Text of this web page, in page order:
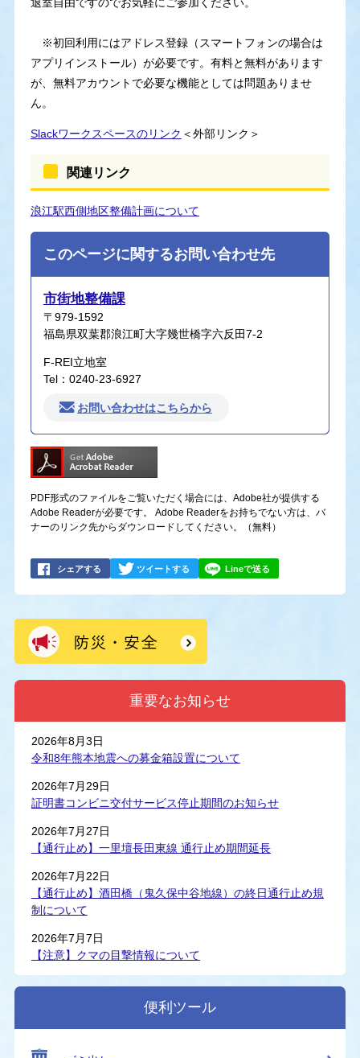
※初回利用にはアドレス登録（スマートフォンの場合は
アプリインストール）が必要です。有料と無料があります
が、無料アカウントで必要な機能としては問題ありませ
ん。
Slackワークスペースのリンク ＜外部リンク＞
関連リンク
浪江駅西側地区整備計画について
このページに関するお問い合わせ先
市街地整備課
〒979-1592
福島県双葉郡浪江町大字幾世橋字六反田7-2
F-REI立地室
Tel：0240-23-6927
お問い合わせはこちらから
PDF形式のファイルをご覧いただく場合には、Adobe社が提供する
Adobe Readerが必要です。
Adobe Readerをお持ちでない方は、バ
ナーのリンク先からダウンロードしてください。（無料）
シェアする ツイートする Lineで送る
重要なお知らせ
2026年8月3日
令和8年熊本地震への募金箱設置について
2026年7月29日
証明書コンビニ交付サービス停止期間のお知らせ
2026年7月27日
【通行止め】一里壇長田東線 通行止め期間延長
2026年7月22日
【通行止め】酒田橋（鬼久保中谷地線）の終日通行止め規
制について
2026年7月7日
【注意】クマの目撃情報について
便利ツール